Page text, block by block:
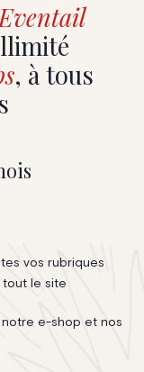
, à tous
vos rubriques
tout le site
e-shop et nos